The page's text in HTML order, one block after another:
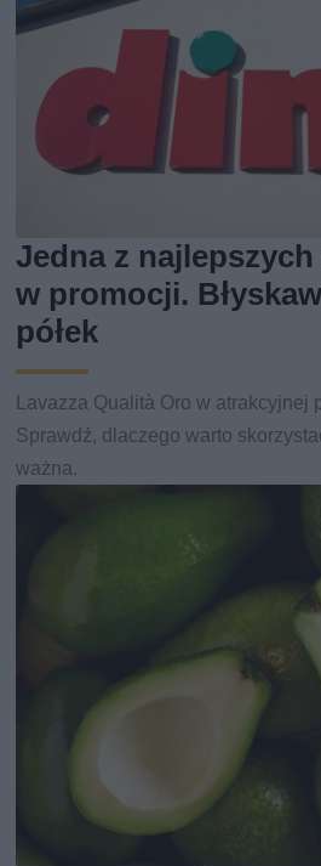
Jedna z
w promocji.
półek
Lavazza Qualità Oro w atrakcyjnej
Sprawdź, dlaczego warto
ważna.